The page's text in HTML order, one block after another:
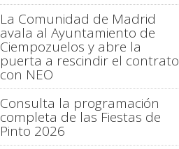
La Comunidad de Madrid
avala al Ayuntamiento de
Ciempozuelos y abre la
puerta a rescindir el contrato
con NEO
Consulta la programación
completa de las Fiestas de
Pinto 2026